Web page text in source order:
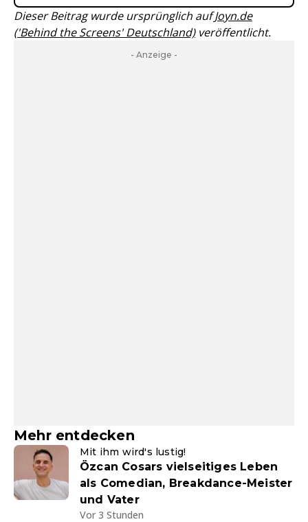
Dieser Beitrag wurde ursprünglich aufJoyn.de
('Behind the Screens' Deutschland)veröffentlicht.
- Anzeige -
Mehr entdecken
Mit ihm wird's lustig!
Özcan Cosars vielseitiges Leben
als Comedian, Breakdance-Meister
und Vater
Vor 3 Stunden